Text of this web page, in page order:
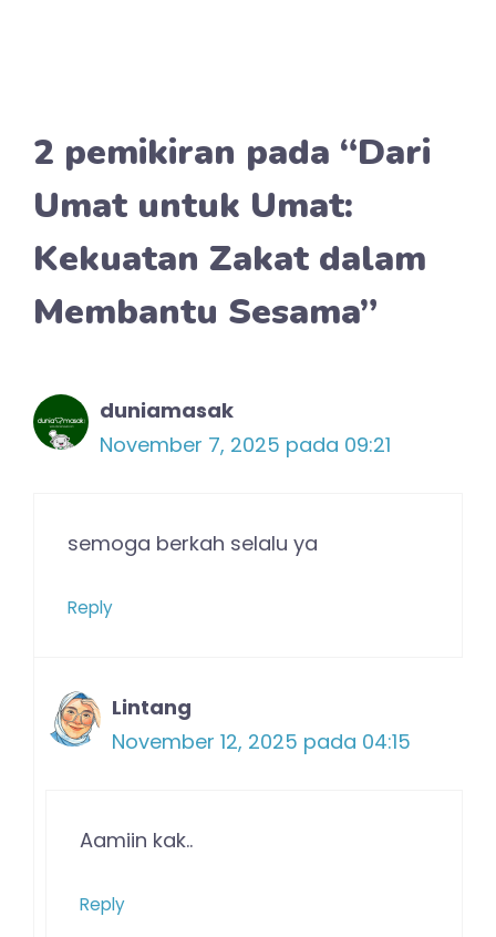
2 pemikiran pada “Dari
Umat untuk Umat:
Kekuatan Zakat dalam
Membantu Sesama”
duniamasak
November 7, 2025 pada 09:21
semoga berkah selalu ya
Reply
Lintang
November 12, 2025 pada 04:15
Aamiin kak..
Reply